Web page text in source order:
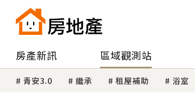
房產新訊 區域觀測站
青安3.0 繼承 租屋補助 浴室